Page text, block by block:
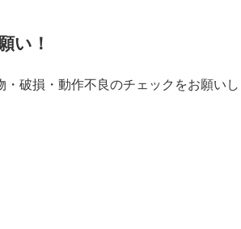
い！
・破損・動作不良のチェックをお願い